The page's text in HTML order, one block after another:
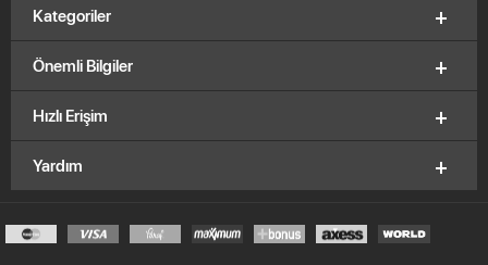
Kategoriler
Önemli Bilgiler
Hızlı Erişim
Yardım